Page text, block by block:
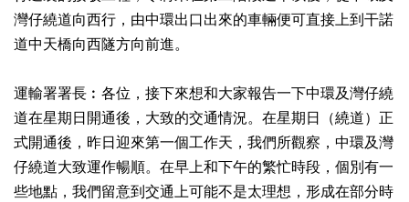
灣仔繞道向西行，由中環出口出來的車輛便可直接上到干諾
道中天橋向西隧方向前進。
運輸署署長︰各位，接下來想和大家報告一下中環及灣仔繞
道在星期日開通後，大致的交通情況。在星期日（繞道）正
式開通後，昨日迎來第一個工作天，我們所觀察，中環及灣
仔繞道大致運作暢順。在早上和下午的繁忙時段，個別有一
些地點，我們留意到交通上可能不是太理想，形成在部分時